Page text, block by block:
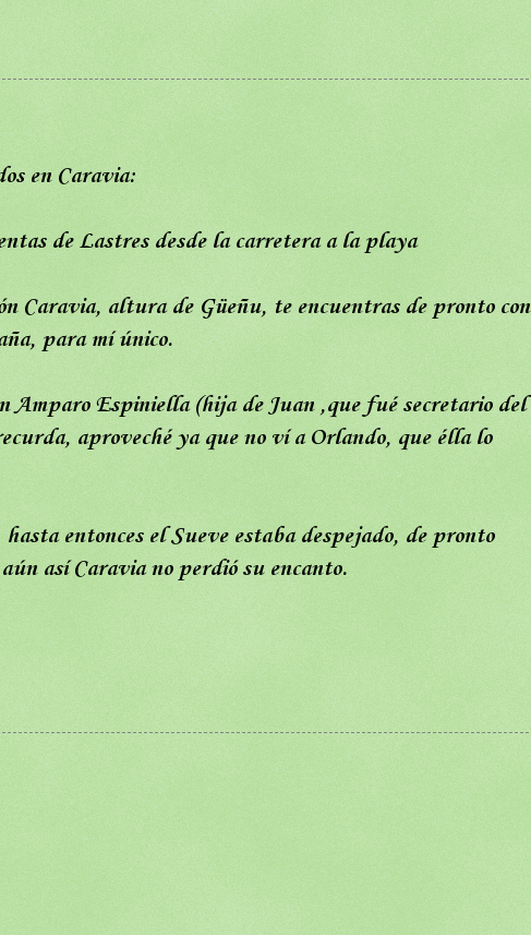
en Caravia:
de Lastres desde la carretera a la playa
Caravia, altura de Güeñu, te encuentras de pronto con
para mí único.
Amparo Espiniella (hija de Juan ,que fué secretario del
aproveché ya que no ví a Orlando, que élla lo
entonces el Sueve estaba despejado, de pronto
así Caravia no perdió su encanto.